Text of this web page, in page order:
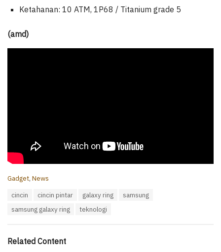
Ketahanan: 10 ATM, 1P68 / Titanium grade 5
(amd)
C
i
Gadget, News
cincin cincin pintar galaxy ring
samsung
samsung galaxy ring
teknologi
Related Content